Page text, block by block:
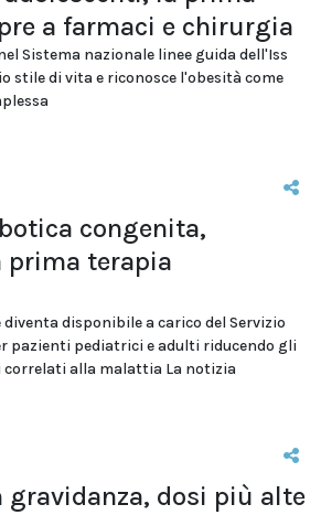
a farmaci e chirurgia
Sistema nazionale linee guida dell'Iss
stile di vita e riconosce l'obesità come
congenita,
prima terapia
disponibile a carico del Servizio
pazienti pediatrici e adulti riducendo gli
correlati alla malattia La notizia
gravidanza, dosi più alte